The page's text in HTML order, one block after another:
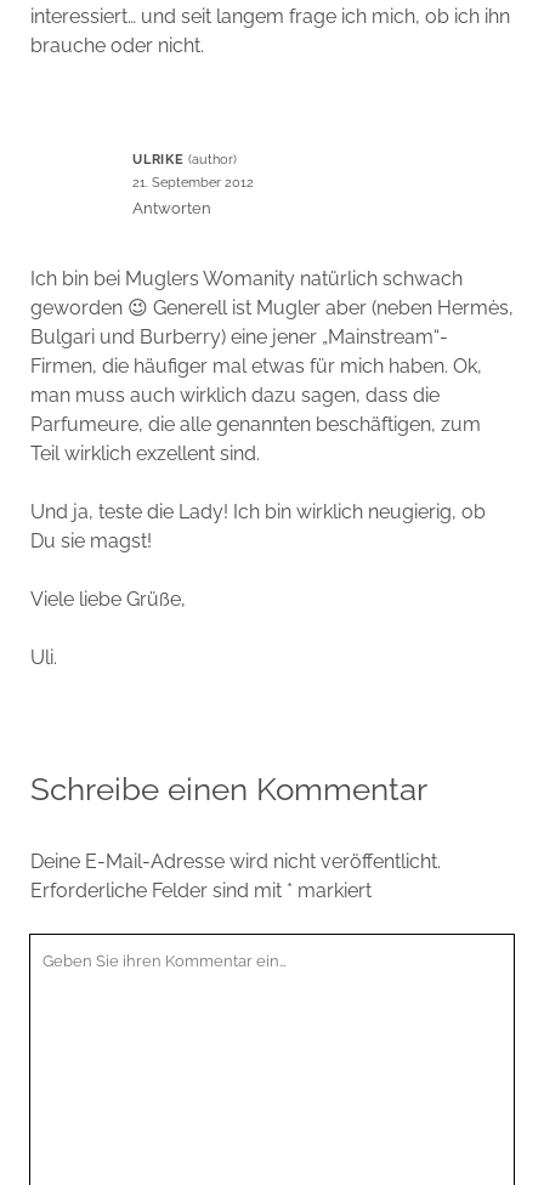
interessiert… und seit langem frage ich mich, ob ich ihn
brauche oder nicht.
ULRIKE
21. September 2012
Antworten
Ich bin bei Muglers Womanity natürlich schwach
geworden 😉 Generell ist Mugler aber (neben Hermès,
Bulgari und Burberry) eine jener „Mainstream“-
Firmen, die häufiger mal etwas für mich haben. Ok,
man muss auch wirklich dazu sagen, dass die
Parfumeure, die alle genannten beschäftigen, zum
Teil wirklich exzellent sind.
Und ja, teste die Lady! Ich bin wirklich neugierig, ob
Du sie magst!
Viele liebe Grüße,
Uli.
Schreibe einen Kommentar
Deine E-Mail-Adresse wird nicht veröffentlicht.
Erforderliche Felder sind mit * markiert